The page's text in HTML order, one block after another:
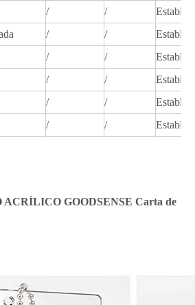
/ /
Estable
/ /
Estable
/ /
Estable
/ /
Estable
/ /
Estable
/ / Estable
ACRÍLICO GOODSENSE Carta de